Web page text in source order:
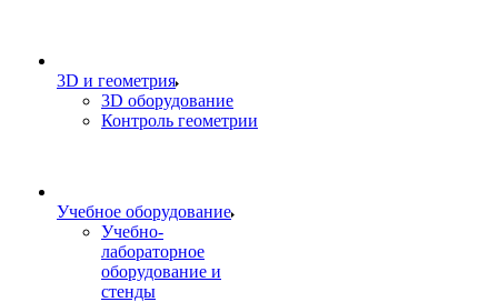
3D и геометрия
3D оборудование
Контроль геометрии
Учебное оборудование
Учебно-
лабораторное
оборудование и
стенды